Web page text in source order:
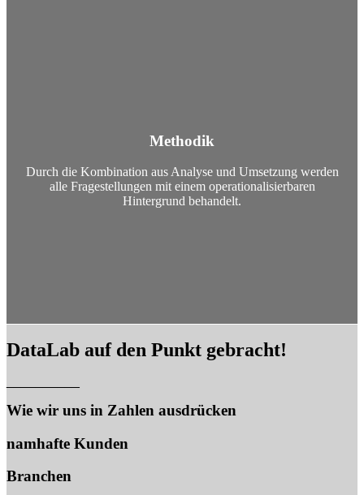
Methodik
Durch die Kombination aus Analyse und Umsetzung werden
alle Fragestellungen mit einem operationalisierbaren
Hintergrund behandelt.
DataLab auf den Punkt gebracht!
Wie wir uns in Zahlen ausdrücken
namhafte Kunden
Branchen